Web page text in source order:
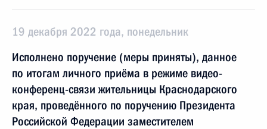
19 декабря 2022 года, понедельник
Исполнено поручение (меры приняты), данное
по итогам личного приёма в режиме видео-
конференц-связи жительницы Краснодарского
края, проведённого по поручению Президента
Российской Федерации заместителем